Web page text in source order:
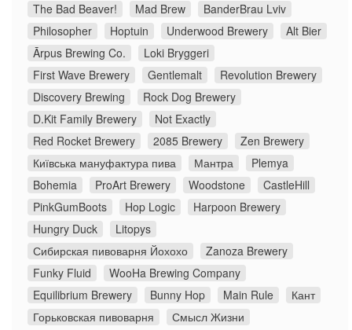
The Bad Beaver!
Mad Brew
BanderBrau Lviv
Philosopher
Hoptuin Underwood Brewery
Alt Bier
Ārpus Brewing Co.
Loki Bryggeri
First Wave Brewery
Gentlemalt
Revolution Brewery
Discovery Brewing
Rock Dog Brewery
D.Kit Family Brewery
Not Exactly
Red Rocket Brewery
2085 Brewery
Zen Brewery
Київська мануфактура пива
Мантра
Plemya
Bohemia
ProArt Brewery Woodstone
CastleHill
PinkGumBoots
Hop Logic
Harpoon Brewery
Hungry Duck
Litopys
Сибирская пивоварня Йохохо
Zanoza Brewery
Funky Fluid
WooHa Brewing Company
Equilibrium Brewery
Bunny Hop Main Rule
Кант
Горьковская пивоварня
Смысл Жизни